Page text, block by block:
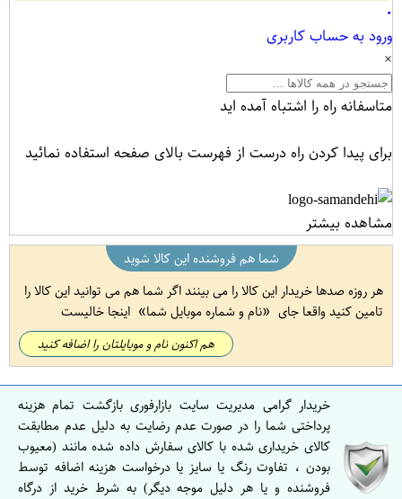
۰
ورود به حساب کاربری
×
متاسفانه راه را اشتباه آمده اید
برای پیدا کردن راه درست از فهرست بالای صفحه استفاده نمائید
مشاهده بیشتر
شما هم فروشنده این کالا شوید
هر روزه صدها خریدار این کالا را می بینند اگر شما هم می توانید این کالا را
تامین کنید واقعا جای
نام و شماره موبایل شما اینجا خالیست
هم اکنون نام و موبایلتان را اضافه کنید
خریدار گرامی مدیریت سایت بازارفوری بازگشت تمام هزینه
پرداختی شما را در صورت عدم رضایت به دلیل عدم مطابقت
کالای خریداری شده با کالای سفارش داده شده مانند (معیوب
بودن ، تفاوت رنگ یا سایز یا درخواست هزینه اضافه توسط
فروشنده و یا هر دلیل موجه دیگر) به شرط خرید از درگاه